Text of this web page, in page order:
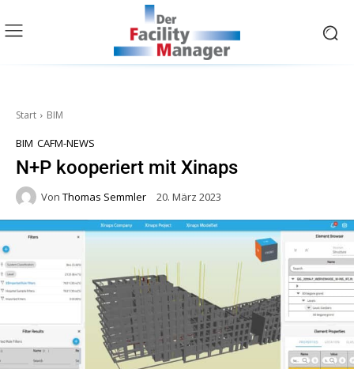
Start BIM
BIM CAFM-NEWS
N+P kooperiert mit Xinaps
Von Thomas Semmler 20. März 2023